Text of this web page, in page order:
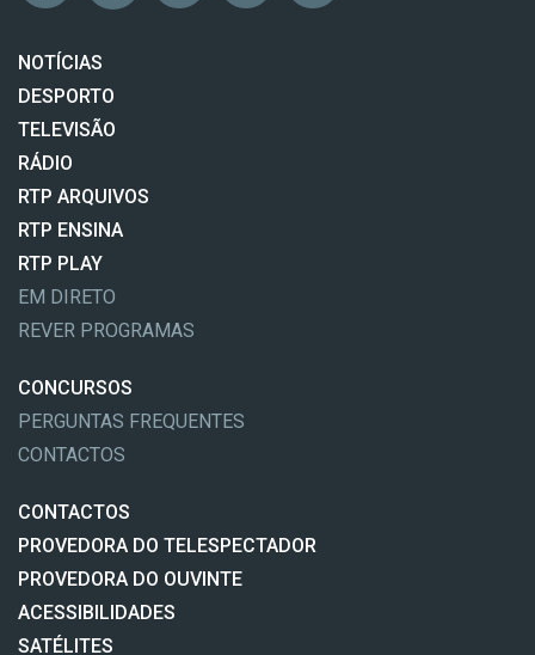
NOTÍCIAS
DESPORTO
TELEVISÃO
RÁDIO
RTP ARQUIVOS
RTP ENSINA
RTP PLAY
EM DIRETO
REVER PROGRAMAS
CONCURSOS
PERGUNTAS FREQUENTES
CONTACTOS
CONTACTOS
PROVEDORA DO TELESPECTADOR
PROVEDORA DO OUVINTE
ACESSIBILIDADES
SATÉLITES